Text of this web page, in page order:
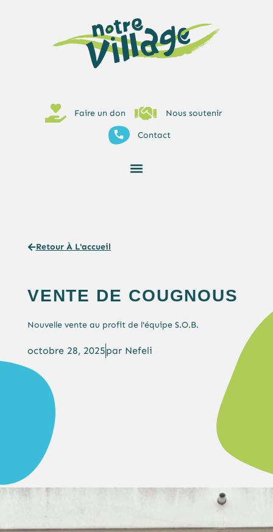
Faire un don Nous soutenir
Contact
Retour À L'accueil
VENTE DE COUGNOUS
Nouvelle vente au profit de l'équipe S.O.B.
octobre 28, 2025parNefeli